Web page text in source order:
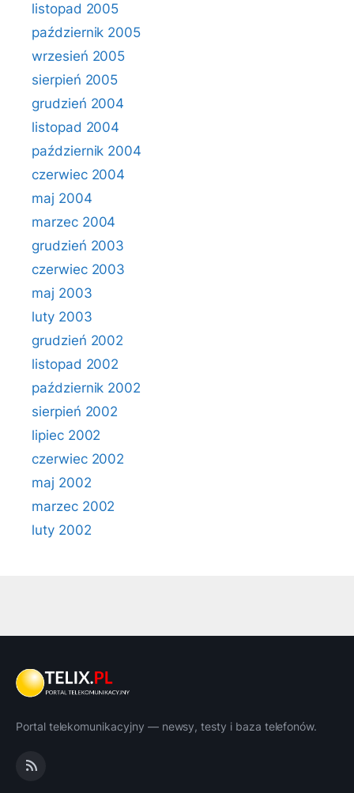
listopad 2005
październik 2005
wrzesień 2005
sierpień 2005
grudzień 2004
listopad 2004
październik 2004
czerwiec 2004
maj 2004
marzec 2004
grudzień 2003
czerwiec 2003
maj 2003
luty 2003
grudzień 2002
listopad 2002
październik 2002
sierpień 2002
lipiec 2002
czerwiec 2002
maj 2002
marzec 2002
luty 2002
Portal telekomunikacyjny — newsy, testy i baza telefonów.